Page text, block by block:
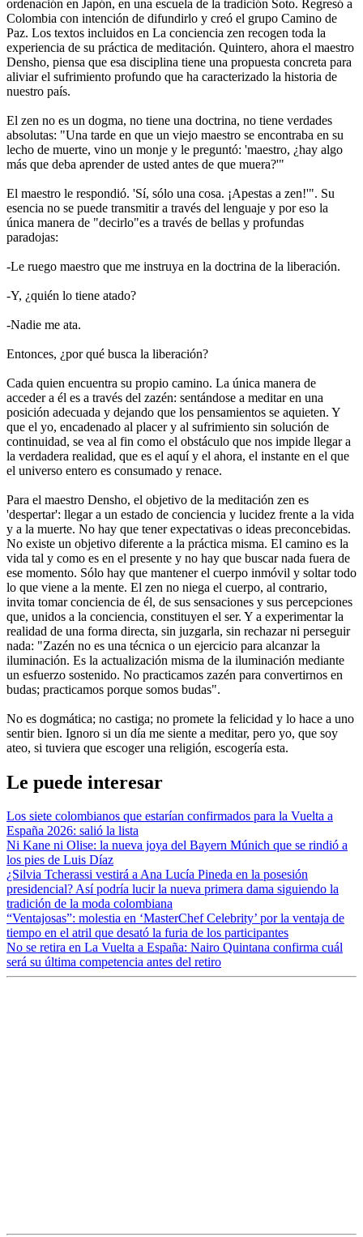
ordenación en Japón, en una escuela de la tradición Soto. Regresó a
Colombia con intención de difundirlo y creó el grupo Camino de
Paz. Los textos incluidos en La conciencia zen recogen toda la
experiencia de su práctica de meditación. Quintero, ahora el maestro
Densho, piensa que esa disciplina tiene una propuesta concreta para
aliviar el sufrimiento profundo que ha caracterizado la historia de
nuestro país.
El zen no es un dogma, no tiene una doctrina, no tiene verdades
absolutas: "Una tarde en que un viejo maestro se encontraba en su
lecho de muerte, vino un monje y le preguntó: 'maestro, ¿hay algo
más que deba aprender de usted antes de que muera?'"
El maestro le respondió. 'Sí, sólo una cosa. ¡Apestas a zen!'". Su
esencia no se puede transmitir a través del lenguaje y por eso la
única manera de "decirlo"es a través de bellas y profundas
paradojas:
-Le ruego maestro que me instruya en la doctrina de la liberación.
-Y, ¿quién lo tiene atado?
-Nadie me ata.
Entonces, ¿por qué busca la liberación?
Cada quien encuentra su propio camino. La única manera de
acceder a él es a través del zazén: sentándose a meditar en una
posición adecuada y dejando que los pensamientos se aquieten. Y
que el yo, encadenado al placer y al sufrimiento sin solución de
continuidad, se vea al fin como el obstáculo que nos impide llegar a
la verdadera realidad, que es el aquí y el ahora, el instante en el que
el universo entero es consumado y renace.
Para el maestro Densho, el objetivo de la meditación zen es
'despertar': llegar a un estado de conciencia y lucidez frente a la vida
y a la muerte. No hay que tener expectativas o ideas preconcebidas.
No existe un objetivo diferente a la práctica misma. El camino es la
vida tal y como es en el presente y no hay que buscar nada fuera de
ese momento. Sólo hay que mantener el cuerpo inmóvil y soltar todo
lo que viene a la mente. El zen no niega el cuerpo, al contrario,
invita tomar conciencia de él, de sus sensaciones y sus percepciones
que, unidos a la conciencia, constituyen el ser. Y a experimentar la
realidad de una forma directa, sin juzgarla, sin rechazar ni perseguir
nada: "Zazén no es una técnica o un ejercicio para alcanzar la
iluminación. Es la actualización misma de la iluminación mediante
un esfuerzo sostenido. No practicamos zazén para convertirnos en
budas; practicamos porque somos budas".
No es dogmática; no castiga; no promete la felicidad y lo hace a uno
sentir bien. Ignoro si un día me siente a meditar, pero yo, que soy
ateo, si tuviera que escoger una religión, escogería esta.
Le puede interesar
Los siete colombianos que estarían confirmados para la Vuelta a
España 2026: salió la lista
Ni Kane ni Olise: la nueva joya del Bayern Múnich que se rindió a
los pies de Luis Díaz
¿Silvia Tcherassi vestirá a Ana Lucía Pineda en la posesión
presidencial? Así podría lucir la nueva primera dama siguiendo la
tradición de la moda colombiana
“Ventajosas”: molestia en ‘MasterChef Celebrity’ por la ventaja de
tiempo en el atril que desató la furia de los participantes
No se retira en La Vuelta a España: Nairo Quintana confirma cuál
será su última competencia antes del retiro